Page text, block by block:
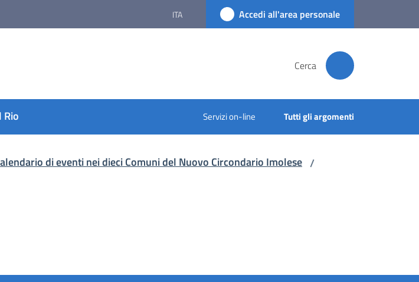
ITA Accedi all'area personale
Cerca
Rio Servizi on-line Tutti gli argomenti
di eventi nei dieci Comuni del Nuovo Circondario Imolese /